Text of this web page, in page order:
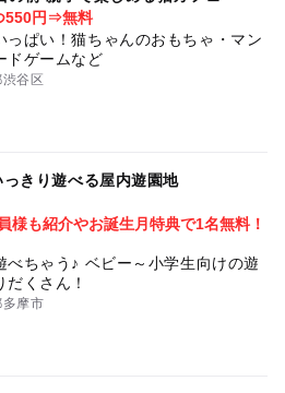
550円⇒無料
っぱい！猫ちゃんのおもちゃ・マン
ドゲームなど
谷区
きり遊べる屋内遊園地
様も紹介やお誕生月特典で1名無料！
べちゃう♪ ベビー～小学生向けの遊
だくさん！
摩市